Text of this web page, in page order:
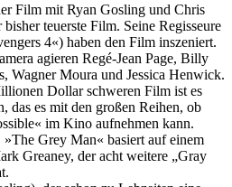
Film mit Ryan Gosling und Chris
teuerste Film. Seine Regisseure
4«) haben den Film inszeniert.
agieren Regé-Jean Page, Billy
Wagner Moura und Jessica Henwick.
Dollar schweren Film ist es
das es mit den großen Reihen, ob
im Kino aufnehmen kann.
Grey Man« basiert auf einem
Greaney, der acht weitere „Gray